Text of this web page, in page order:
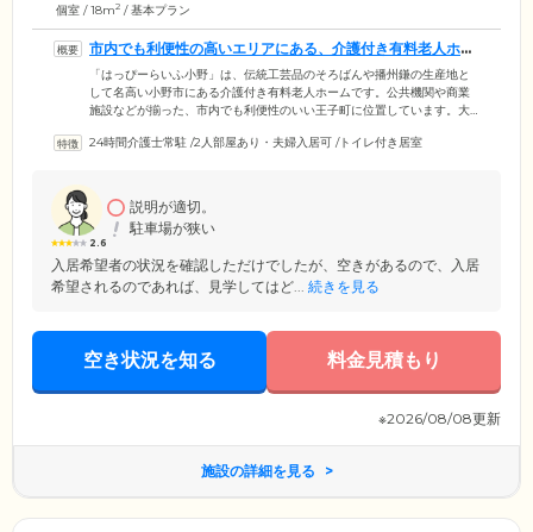
個室 / 18m2 / 基本プラン
市内でも利便性の高いエリアにある、介護付き有料老人ホー
ムです。
「はっぴーらいふ小野」は、伝統工芸品のそろばんや播州鎌の生産地と
して名高い小野市にある介護付き有料老人ホームです。公共機関や商業
施設などが揃った、市内でも利便性のいい王子町に位置しています。大
施設は、60歳以上で介護保険の要支援・要介護認定を受けた方にご入居
適な新生活をスタートしていただけます。経験豊富な入居アドバイザー
がきめ細やかにサポートいたしますので、お気軽にご相談ください。
24時間介護士常駐 /2人部屋あり・夫婦入居可 /トイレ付き居室
2.6
説明が適切。
駐車場が狭い
入居希望者の状況を確認しただけでしたが、空きがあるので、入居
希望されるのであれば、見学してはど... 続きを見る
空き状況を知る 料金見積もり
※2026/08/08更新
施設の詳細を見る